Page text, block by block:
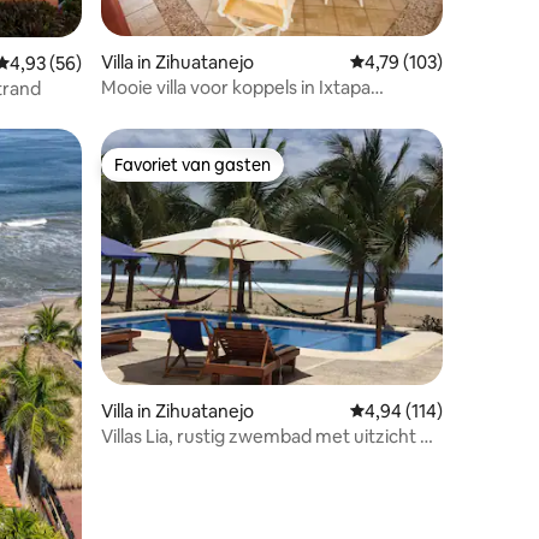
beoordeling van 4,93 op 5, 56 recensies
4,93 (56)
Villa in Zihuatanejo Gemiddelde
4,79 (103)
Mooie villa voor koppels in Ixtapa
Favoriet van gasten
Favoriet van gasten
Villa in Zihuatanejo Gemiddelde
4,94 (114)
Villas Lia, rustig zwembad met uitzicht op